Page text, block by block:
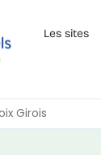
Les sites
Girois